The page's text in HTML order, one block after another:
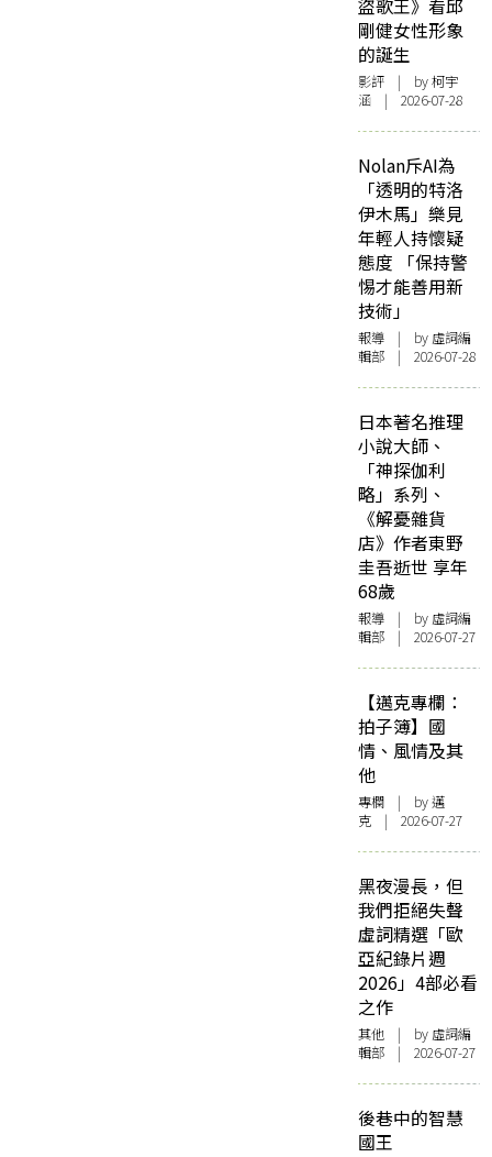
盜歌王》看邱
剛健女性形象
的誕生
影評 | by 柯宇
涵 | 2026-07-28
Nolan斥AI為
「透明的特洛
伊木馬」樂見
年輕人持懷疑
態度 「保持警
惕才能善用新
技術」
報導 | by 虛詞編
輯部 | 2026-07-28
日本著名推理
小說大師、
「神探伽利
略」系列、
《解憂雜貨
店》作者東野
圭吾逝世 享年
68歲
報導 | by 虛詞編
輯部 | 2026-07-27
【邁克專欄：
拍子簿】國
情、風情及其
他
專欄 | by邁
克 | 2026-07-27
黑夜漫長，但
我們拒絕失聲
虛詞精選「歐
亞紀錄片週
2026」4部必看
之作
其他 | by 虛詞編
輯部 | 2026-07-27
後巷中的智慧
國王